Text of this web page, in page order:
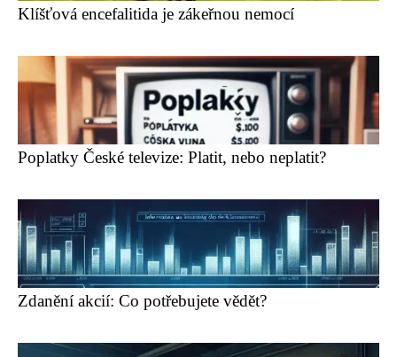
Klíšťová encefalitida je zákeřnou nemocí
Poplatky České televize: Platit, nebo neplatit?
Zdanění akcií: Co potřebujete vědět?